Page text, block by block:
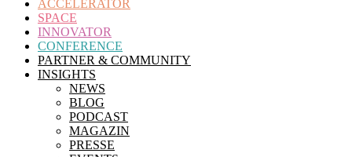
ACCELERATOR
SPACE
INNOVATOR
CONFERENCE
PARTNER & COMMUNITY
INSIGHTS
NEWS
BLOG
PODCAST
MAGAZIN
PRESSE